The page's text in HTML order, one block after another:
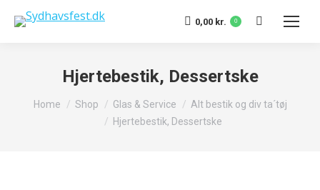
0,00 kr. 0 Search:
Hjertebestik, Dessertske
You are here:
Home Shop Glas & Service
Alt bestik og div ta´tøj
Hjertebestik, Dessertske